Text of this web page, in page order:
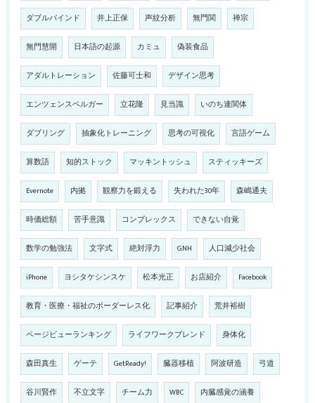
ダブルバインド 井上正保 声紋分析 無門関 禅宗
無門慧開 日本語の起源 カミュ 偽装食品
アダルトレーション 佐藤可士和 デザイン思考
エンツェンスベルガー 立花隆 見当識 いのち連関体
ダブリング 抽象化トレーニング 思考の可視化 言語ゲーム
算数語 知的ストック マッキントッシュ スティッキーズ
Evernote 内拠 観察力を鍛える 失われた30年 森嶋通夫
時価総額 苦手意識 コンプレックス できない自覚
数学の勉強法 文字式 絶対浮力 GNH 人口減少社会
iPhone ヨシタケシンスケ 松本光正 お店紹介 Facebook
教育・医療・福祉のボーダーレス化 記事紹介 荒井裕樹
ページビューランキング ライフワークブレンド 身体化
森田真生 ゲーテ GetReady! 臓器移植 阿波研造 弓道
谷川賢作 不立文字 チーム力 WBC 内臓感覚の涵養